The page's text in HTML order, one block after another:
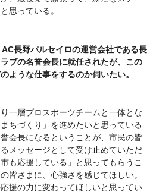
思っている。
長野パルセイロの運営会社である長
ブの名誉会長に就任されたが、この
ような仕事をするのか伺いたい。
一層プロスポーツチームと一体とな
ちづくり」を進めたいと思っている
会長になるということが、市民の皆
メッセージとして受け止めていただ
も応援している」と思ってもらうこ
皆さまに、心強さを感じてほしい。
援の力に変わってほしいと思ってい